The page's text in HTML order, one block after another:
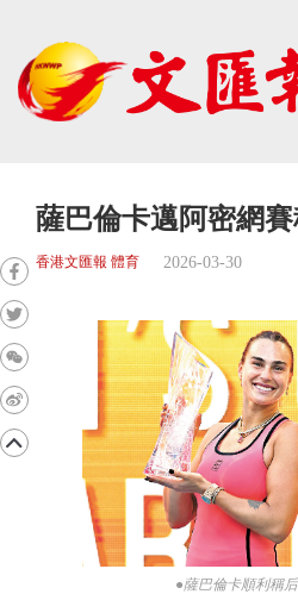
薩巴倫卡邁阿密網
香港文匯報 體育 2026-03-30
●薩巴倫卡順利稱